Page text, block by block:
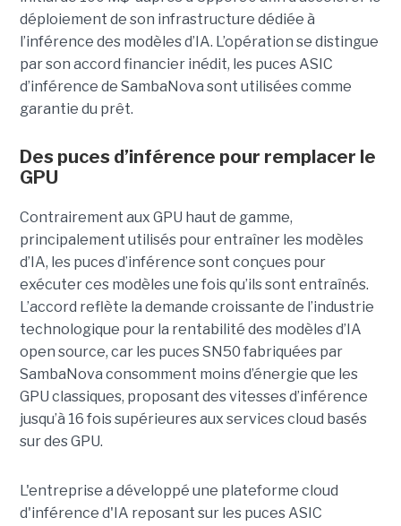
déploiement de son infrastructure dédiée à
l’inférence des modèles d’IA. L’opération se distingue
par son accord financier inédit, les puces ASIC
d’inférence de SambaNova sont utilisées comme
garantie du prêt.
Des puces d’inférence pour remplacer le
GPU
Contrairement aux GPU haut de gamme,
principalement utilisés pour entraîner les modèles
d’IA, les puces d’inférence sont conçues pour
exécuter ces modèles une fois qu’ils sont entraînés.
L’accord reflète la demande croissante de l’industrie
technologique pour la rentabilité des modèles d’IA
open source, car les puces SN50 fabriquées par
SambaNova consomment moins d’énergie que les
GPU classiques, proposant des vitesses d’inférence
jusqu’à 16 fois supérieures aux services cloud basés
sur des GPU.
L'entreprise a développé une plateforme cloud
d'inférence d'IA reposant sur les puces ASIC